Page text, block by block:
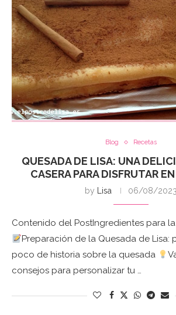
Blog Recetas
QUESADA DE LISA: UNA
CASERA PARA DISFRUTAR
by Lisa 06/08/2023
Contenido del PostIngredientes para
Preparación de la Quesada de Lisa:
poco de historia sobre la quesada
consejos para personalizar tu …